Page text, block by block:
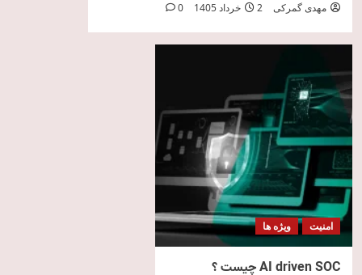
مهدی گمرکی 2 خرداد 1405 0
امنیت ویژه ها
AI driven SOC چیست ؟